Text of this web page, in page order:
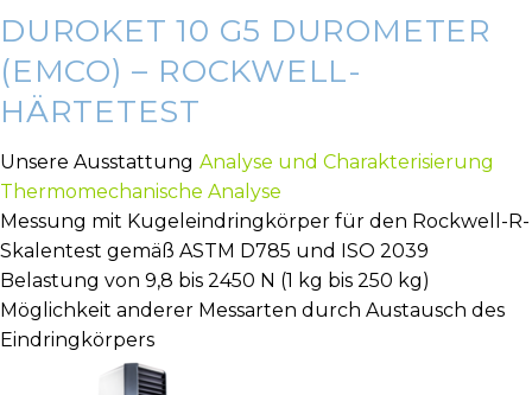
DUROKET 10 G5 DUROMETER
(EMCO) – ROCKWELL-
HÄRTETEST
Unsere Ausstattung Analyse und Charakterisierung
Thermomechanische Analyse
Messung mit Kugeleindringkörper für den Rockwell-R-
Skalentest gemäß ASTM D785 und ISO 2039
Belastung von 9,8 bis 2450 N (1 kg bis 250 kg)
Möglichkeit anderer Messarten durch Austausch des
Eindringkörpers